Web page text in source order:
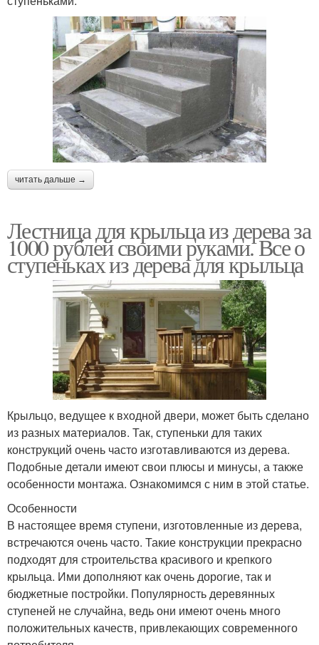
читать дальше →
Лестница для крыльца из дерева за
1000 рублей своими руками. Все о
ступеньках из дерева для крыльца
Крыльцо, ведущее к входной двери, может быть сделано
из разных материалов. Так, ступеньки для таких
конструкций очень часто изготавливаются из дерева.
Подобные детали имеют свои плюсы и минусы, а также
особенности монтажа. Ознакомимся с ним в этой статье.
Особенности
В настоящее время ступени, изготовленные из дерева,
встречаются очень часто. Такие конструкции прекрасно
подходят для строительства красивого и крепкого
крыльца. Ими дополняют как очень дорогие, так и
бюджетные постройки. Популярность деревянных
ступеней не случайна, ведь они имеют очень много
положительных качеств, привлекающих современного